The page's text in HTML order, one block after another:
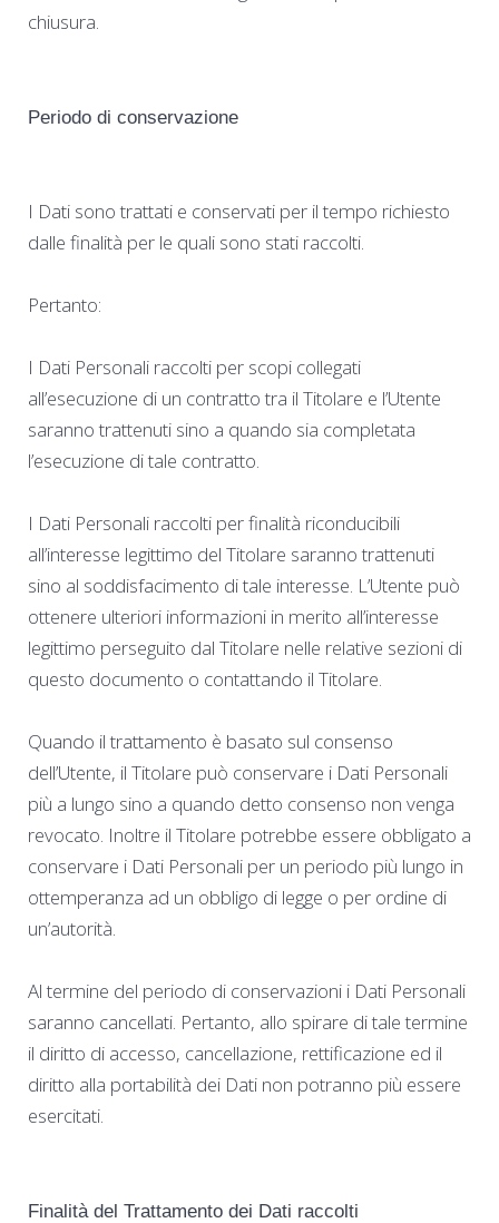
chiusura.
Periodo di conservazione
I Dati sono trattati e conservati per il tempo richiesto
dalle finalità per le quali sono stati raccolti.
Pertanto:
I Dati Personali raccolti per scopi collegati
all’esecuzione di un contratto tra il Titolare e l’Utente
saranno trattenuti sino a quando sia completata
l’esecuzione di tale contratto.
I Dati Personali raccolti per finalità riconducibili
all’interesse legittimo del Titolare saranno trattenuti
sino al soddisfacimento di tale interesse. L’Utente può
ottenere ulteriori informazioni in merito all’interesse
legittimo perseguito dal Titolare nelle relative sezioni di
questo documento o contattando il Titolare.
Quando il trattamento è basato sul consenso
dell’Utente, il Titolare può conservare i Dati Personali
più a lungo sino a quando detto consenso non venga
revocato. Inoltre il Titolare potrebbe essere obbligato a
conservare i Dati Personali per un periodo più lungo in
ottemperanza ad un obbligo di legge o per ordine di
un’autorità.
Al termine del periodo di conservazioni i Dati Personali
saranno cancellati. Pertanto, allo spirare di tale termine
il diritto di accesso, cancellazione, rettificazione ed il
diritto alla portabilità dei Dati non potranno più essere
esercitati.
Finalità del Trattamento dei Dati raccolti